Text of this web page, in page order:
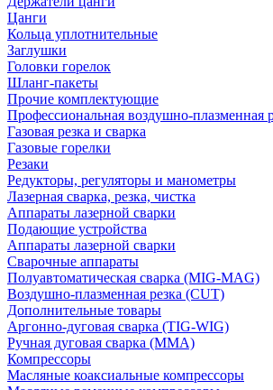
Цанги
Кольца уплотнительные
Заглушки
Головки горелок
Шланг-пакеты
Прочие комплектующие
Профессиональная воздушно-плазменная
Газовая резка и сварка
Газовые горелки
Резаки
Редукторы, регуляторы и манометры
Лазерная сварка, резка, чистка
Аппараты лазерной сварки
Подающие устройства
Аппараты лазерной сварки
Сварочные аппараты
Полуавтоматическая сварка (MIG-MAG)
Воздушно-плазменная резка (CUT)
Дополнительные товары
Аргонно-дуговая сварка (TIG-WIG)
Ручная дуговая сварка (MMA)
Компрессоры
Масляные коаксиальные компрессоры